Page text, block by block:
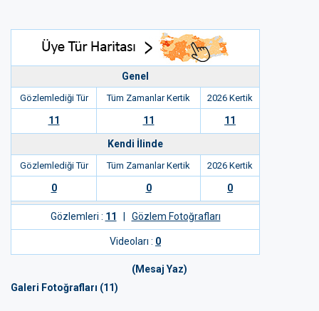
Genel
Gözlemlediği Tür Tüm Zamanlar Kertik 2026 Kertik
11 11 11
Kendi İlinde
Gözlemlediği Tür Tüm Zamanlar Kertik 2026 Kertik
0 0 0
Gözlemleri : 11 Gözlem Fotoğrafları
Videoları : 0
(Mesaj Yaz)
Galeri Fotoğrafları (11)